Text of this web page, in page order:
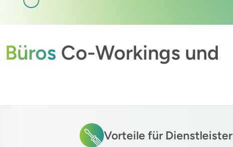
Büros Co-Workings und
Vorteile für Dienstleister